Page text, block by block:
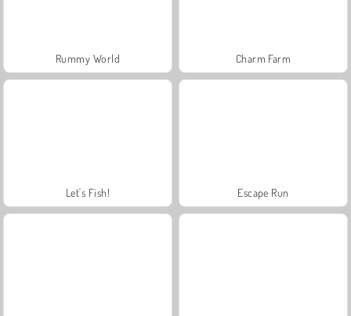
Rummy World Charm Farm
Let's Fish! Escape Run